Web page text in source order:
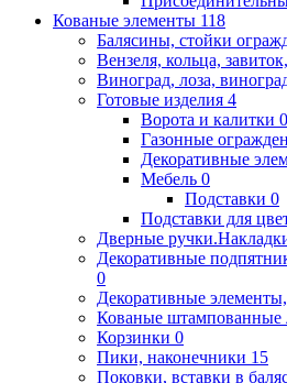
Кованые элементы 118
Балясины, стойки
Вензеля, кольца,
Виноград, лоза,
Готовые изделия 4
Ворота и калитки 0
Газонные
Декоративные
Мебель 0
Подставки 0
Подставки для
Дверные
Декоративные
0
Декоративные
Кованые штампованные
Корзинки 0
Пики, наконечники 15
Поковки, вставки в